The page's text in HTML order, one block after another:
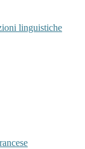
linguistiche